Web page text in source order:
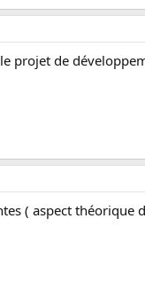
projet de
( aspect théorique